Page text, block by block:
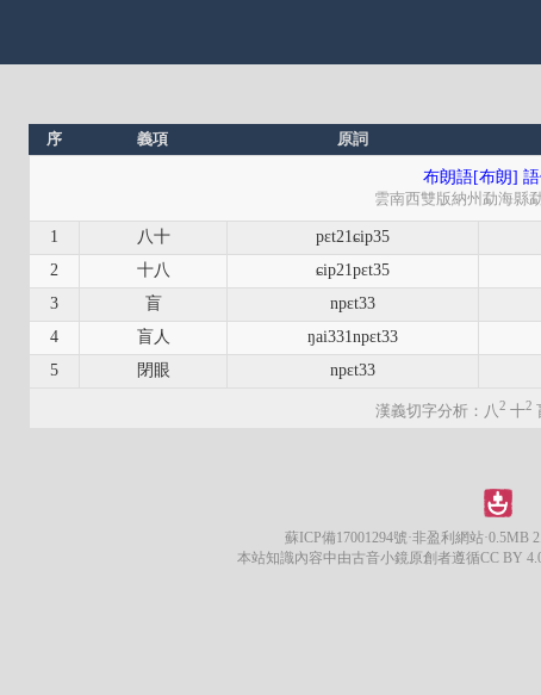
序 義項 原詞
布朗語[布朗] 語
雲南西雙版納州勐海縣
1 八十 pɛt21ɕip35
2 十八 ɕip21pɛt35
3 盲 npɛt33
4 盲人 ŋai331npɛt33
5 閉眼 npɛt33
漢義切字分析：八2 十2
蘇ICP備17001294號·非盈利網站·0.5MB
本站知識內容中由古音小鏡原創者遵循CC BY